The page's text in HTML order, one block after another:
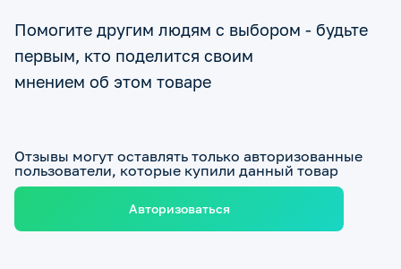
Помогите другим людям с выбором - будьте
первым, кто поделится своим
мнением об этом товаре
Отзывы могут оставлять только авторизованные
пользователи, которые купили данный товар
Авторизоваться